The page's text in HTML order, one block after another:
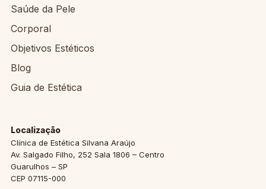
Saúde da Pele
Corporal
Objetivos Estéticos
Blog
Guia de Estética
Localização
Clínica de Estética Silvana Araújo
Av. Salgado Filho, 252 Sala 1806 – Centro
Guarulhos – SP
CEP 07115-000